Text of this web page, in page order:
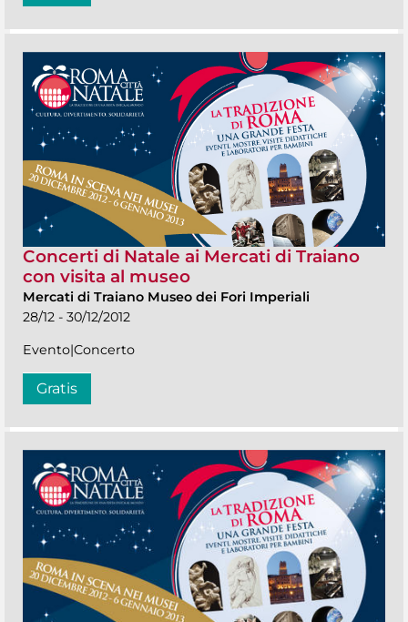
Concerti di Natale ai Mercati di Traiano
con visita al museo
Mercati di Traiano Museo dei Fori Imperiali
28/12 - 30/12/2012
Evento|Concerto
Gratis